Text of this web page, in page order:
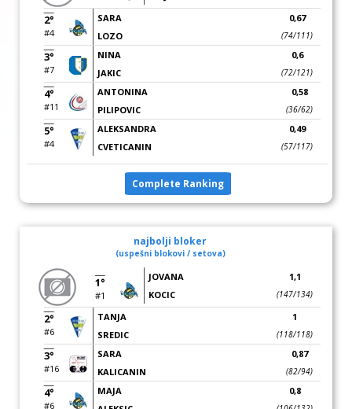
2°
#4
SARA
LOZO
0,67
(74/111)
3°
#7
NINA
JAKIC
0,6
(72/121)
4°
#11
ANTONINA
PILIPOVIC
0,58
(36/62)
5°
#4
ALEKSANDRA
CVETICANIN
0,49
(57/117)
Complete Ranking
najbolji bloker
(uspešni blokovi / setova)
1°
#1
JOVANA
KOCIC
1,1
(147/134)
2°
#6
TANJA
SREDIC
1
(118/118)
3°
#16
SARA
KALICANIN
0,87
(82/94)
4°
#6
MAJA
0,8